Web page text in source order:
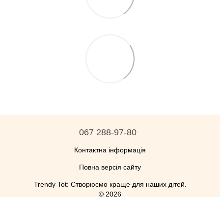
067 288-97-80
Контактна інформація
Повна версія сайту
Trendy Tot: Створюємо краще для наших дітей.
© 2026